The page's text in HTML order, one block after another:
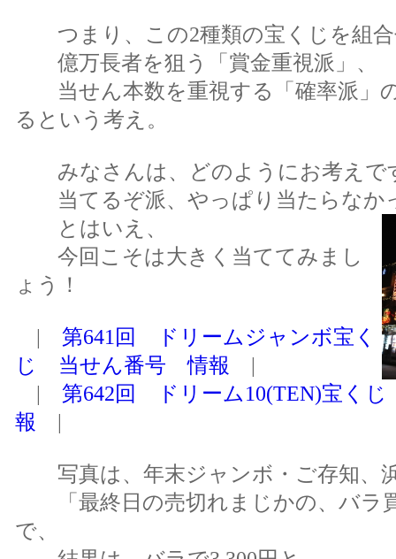
つまり、この2種類の宝くじを組合
億万長者を狙う「賞金重視派」、
当せん本数を重視する「確率派」
るという考え。
みなさんは、どのようにお考えで
当てるぞ派、やっぱり当たらなか
とはいえ、
今回こそは大きく当ててみまし
ょう！
第641回 ドリームジャンボ宝く
じ 当せん番号 情報
第642回 ドリーム10(TEN)宝く
報
写真は、年末ジャンボ・ご存知、
「最終日の売切れまじかの、バラ
で、